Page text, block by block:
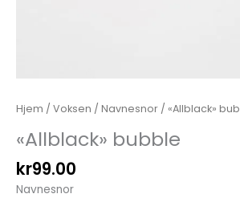
Hjem / Voksen / Navnesnor / «Allblack»
«Allblack» bubble
kr99.00
Navnesnor